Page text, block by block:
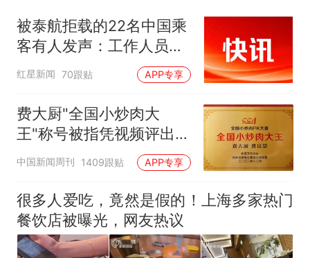
被泰航拒载的22名中国乘
客有人发声：工作人员承
诺免费改签，最后却自费
买机票回国
红星新闻 70跟贴 APP专享
费大厨"全国小炒肉大
王"称号被指凭视频评出
官方回应
中国新闻周刊 1409跟贴 APP专享
很多人爱吃，竟然是假的！上海多家热门
餐饮店被曝光，网友热议